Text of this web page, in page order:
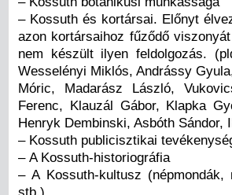
– Kossuth és kortársai. Előnyt
azon kortársaihoz fűződő
nem készült ilyen feldolgozás.
Wesselényi Miklós, Andrássy
Móric, Madarász László,
Ferenc, Klauzál Gábor, Klapka
Henryk Dembinski, Asbóth Sándor,
– Kossuth publicisztikai
– A Kossuth-historiográfia
– A Kossuth-kultusz (népmondák,
stb.)